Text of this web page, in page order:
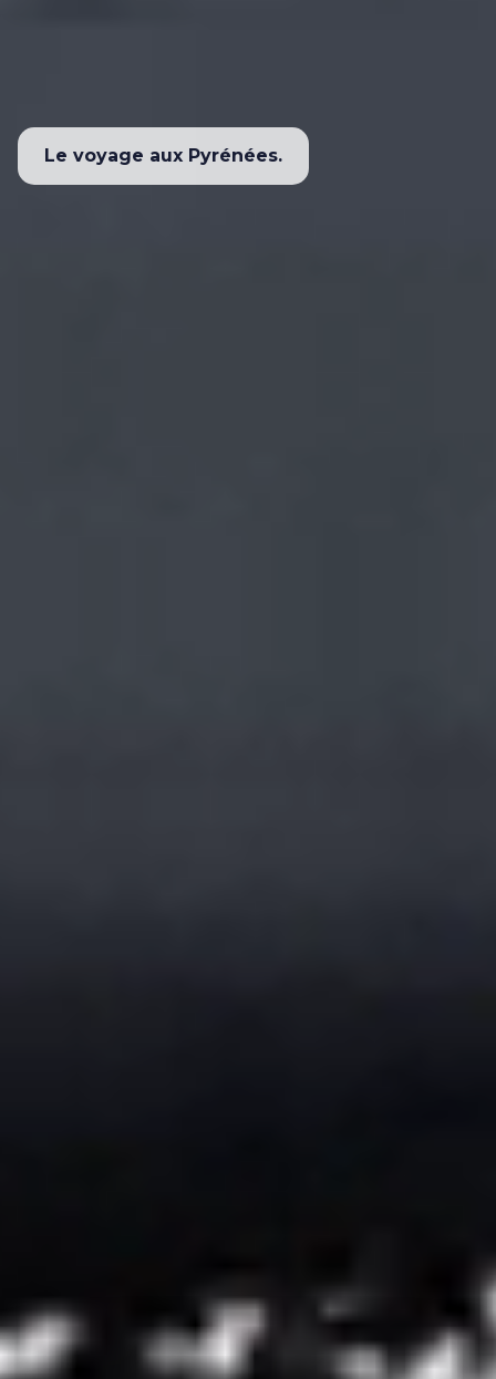
Le voyage aux Pyrénées.